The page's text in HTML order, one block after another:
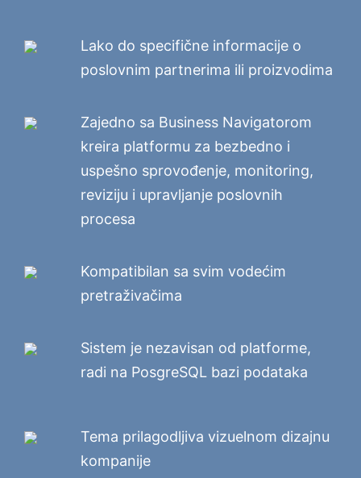
Lako do specifične informacije o
poslovnim partnerima ili proizvodima
Zajedno sa Business Navigatorom
kreira platformu za bezbedno i
uspešno sprovođenje, monitoring,
reviziju i upravljanje poslovnih
procesa
Kompatibilan sa svim vodećim
pretraživačima
Sistem je nezavisan od platforme,
radi na PosgreSQL bazi podataka
Tema prilagodljiva vizuelnom dizajnu
kompanije